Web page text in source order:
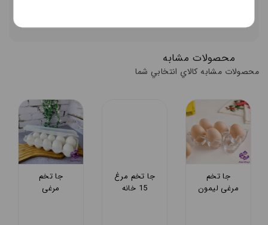
محصولات مشابه
محصولات مشابه کالاي انتخابي شما
جاتخم مرغ